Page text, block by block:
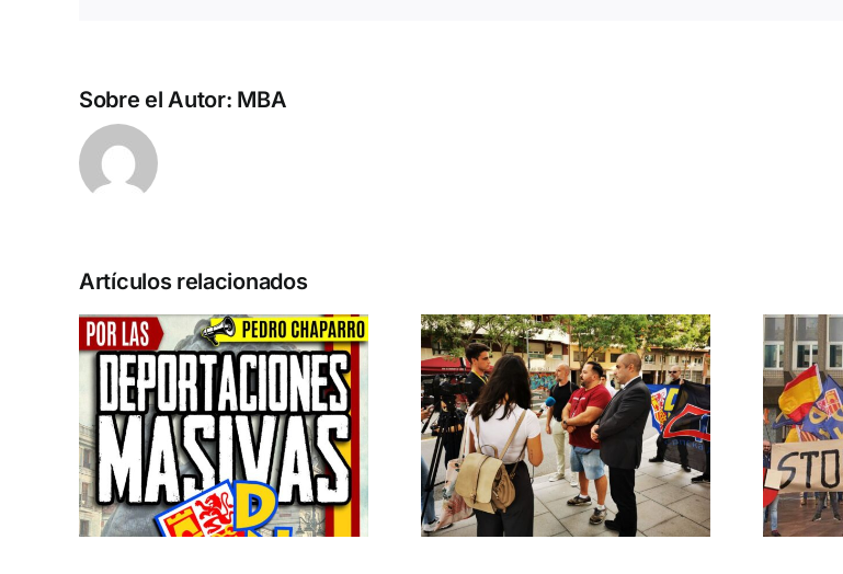
Sobre el Autor: MBA
Artículos relacionados
Acto en Barcelona:
España y Serbia
contra el
separatismo
globalista
11 DE SEPTIEMBRE: DN EN BARCELONA
Crónica acto DN
contra la invasión
migratoria y el
gran reemplazo
MADRID 4 DE NOVIEMBRE